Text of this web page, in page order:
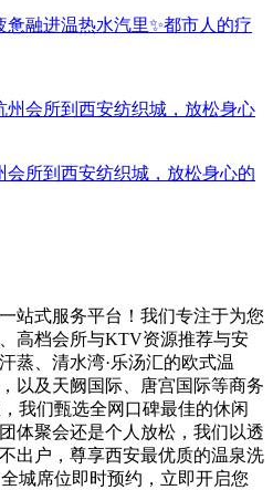
融进温热水汽里✨都市人的疗
会所到西安纺织城，放松身心的
站式服务平台！我们专注于为您
高档会所与KTV资源推荐与安
蒸、清水湾·乐汤汇的欧式温
以及天阙国际、唐宫国际等商务
我们甄选全网口碑最佳的休闲
体聚会还是个人放松，我们以透
出户，尊享西安最优质的温泉洗
城席位即时预约，立即开启您